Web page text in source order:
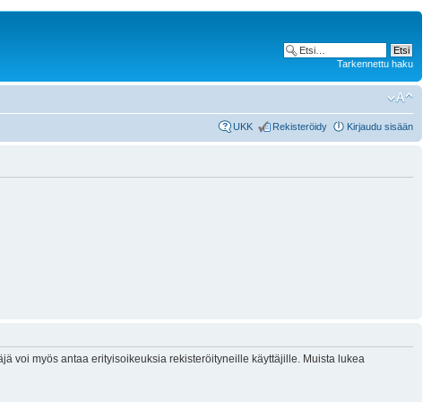
Tarkennettu haku
UKK Rekisteröidy Kirjaudu sisään
voi myös antaa erityisoikeuksia rekisteröityneille käyttäjille. Muista lukea